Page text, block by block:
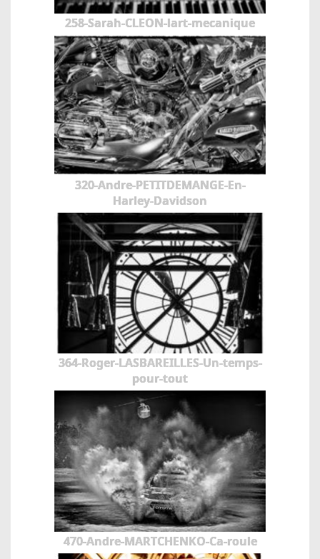
258-Sarah-CLEON-lart-mecanique
320-Andre-PETITDEMANGE-En-
Harley-Davidson
364-Roger-LASBAREILLES-Un-temps-
pour-tout
470-Andre-MARTCHENKO-Ca-roule